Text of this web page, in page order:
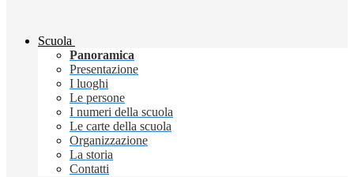
Scuola
Panoramica
Presentazione
I luoghi
Le persone
I numeri della scuola
Le carte della scuola
Organizzazione
La storia
Contatti